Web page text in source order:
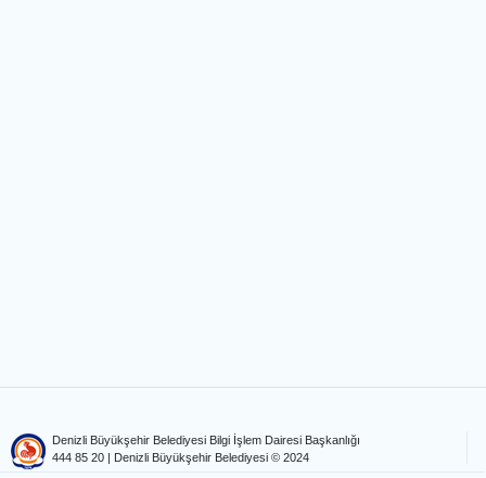
Denizli Büyükşehir Belediyesi Bilgi İşlem Dairesi Başkanlığı
444 85 20 | Denizli Büyükşehir Belediyesi © 2024